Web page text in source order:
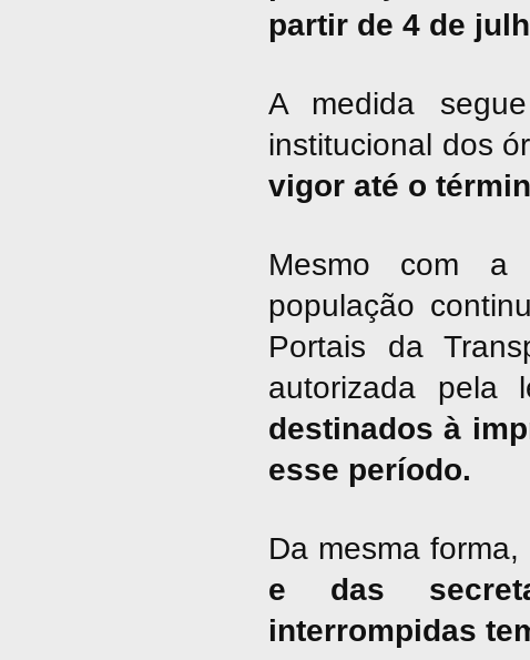
partir de 4 de
A medida
institucional dos
vigor até o
Mesmo com a
população
Portais da
autorizada pela
destinados à
esse período.
Da mesma forma,
e das
interrompidas